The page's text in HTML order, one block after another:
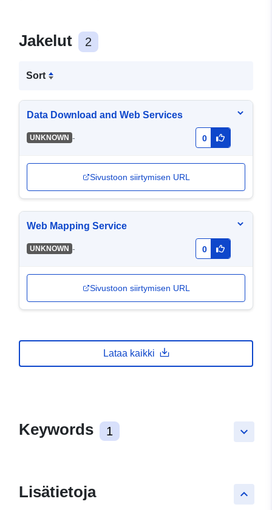
Jakelut 2
Sort
Data Download and Web Services
UNKNOWN - 0
Sivustoon siirtymisen URL
Web Mapping Service
UNKNOWN - 0
Sivustoon siirtymisen URL
Lataa kaikki
keyboard_arrow_down
Keywords 1
keyboard_arrow_up
Lisätietoja